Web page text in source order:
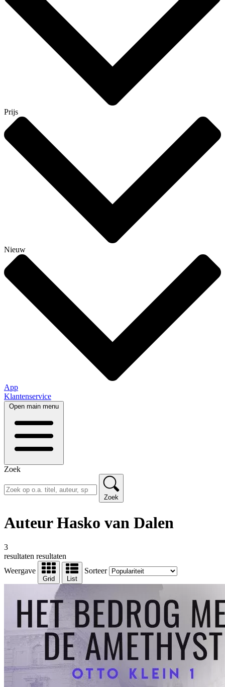
Prijs
Nieuw
App
Klantenservice
Open main menu
Zoek
Zoek
Auteur Hasko van Dalen
3
resultaten resultaten
Weergave
Grid List
Sorteer